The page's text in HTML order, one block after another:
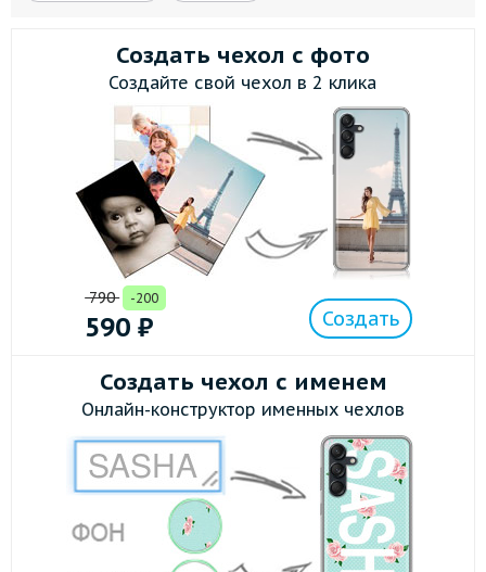
Создать чехол с фото
Создайте свой чехол в 2 клика
790 -200
590₽ Создать
Создать чехол с именем
Онлайн-конструктор именных чехлов